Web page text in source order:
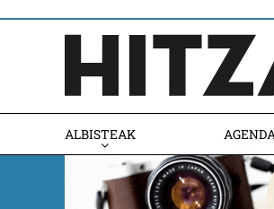
ALBISTEAK